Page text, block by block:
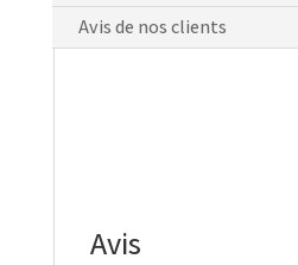
Avis de nos clients
Avis